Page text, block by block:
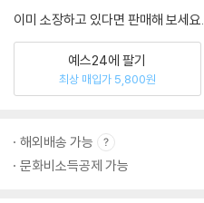
이미 소장하고 있다면 판매해 보세요.
예스24에 팔기
최상 매입가 5,800원
해외배송 가능
문화비소득공제 가능